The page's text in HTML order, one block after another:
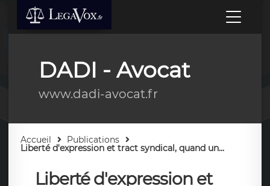
DADI - Avocat
www.dadi-avocat.fr
Accueil Publications
Liberté d'expression et tract syndical, quand un...
Liberté d'expression et